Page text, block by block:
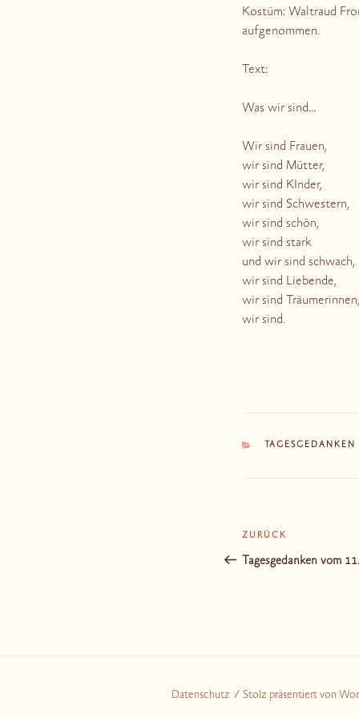
Kostüm: Waltraud
aufgenommen.
Text:
Was wir sind…
Wir sind Frauen,
wir sind Mütter,
wir sind KInder,
wir sind Schwestern,
wir sind schön,
wir sind stark
und wir sind schwach,
wir sind Liebende,
wir sind Träumerinnen,
wir sind.
KATEGORIEN
TAGESGEDANKEN
Vorheriger
Beitrag
ZURÜCK
Tagesgedanken vom
Datenschutz Stolz präsentiert von